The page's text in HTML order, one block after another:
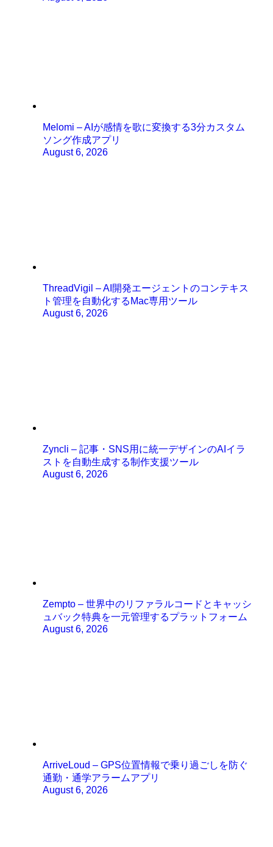
Melomi – AIが感情を歌に変換する3分カスタム
ソング作成アプリ
August 6, 2026
ThreadVigil – AI開発エージェントのコンテキス
ト管理を自動化するMac専用ツール
August 6, 2026
Zyncli – 記事・SNS用に統一デザインのAIイラ
ストを自動生成する制作支援ツール
August 6, 2026
Zempto – 世界中のリファラルコードとキャッシ
ュバック特典を一元管理するプラットフォーム
August 6, 2026
ArriveLoud – GPS位置情報で乗り過ごしを防ぐ
通勤・通学アラームアプリ
August 6, 2026